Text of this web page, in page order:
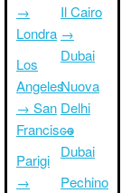
→
Londra
Los
Angeles
→ San
Francisco
Parigi
→
Il Cairo
→
Dubai
Nuova
Delhi
→
Dubai
Pechino